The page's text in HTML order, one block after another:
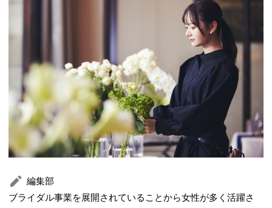
編集部
ブライダル事業を展開されていることから女性が多く活躍さ